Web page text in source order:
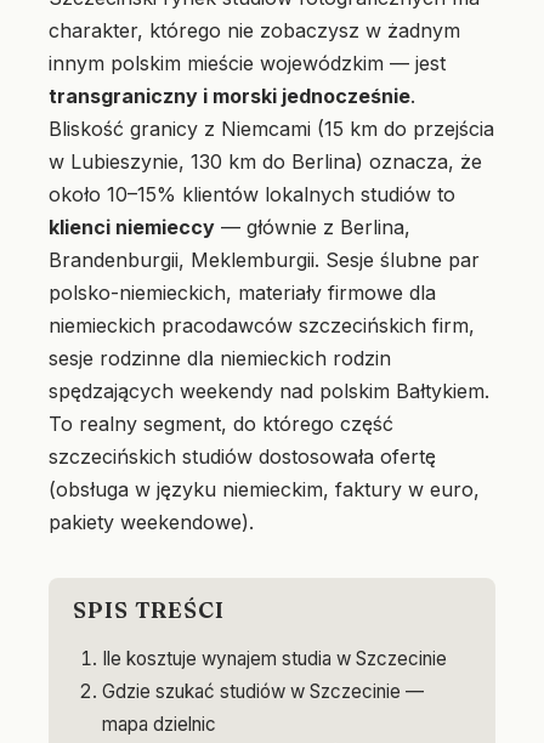
charakter, którego nie zobaczysz w żadnym
innym polskim mieście wojewódzkim — jest
transgraniczny i morski jednocześnie.
Bliskość granicy z Niemcami (15 km do przejścia
w Lubieszynie, 130 km do Berlina) oznacza, że
około 10–15% klientów lokalnych studiów to
klienci niemieccy — głównie z Berlina,
Brandenburgii, Meklemburgii. Sesje ślubne par
polsko-niemieckich, materiały firmowe dla
niemieckich pracodawców szczecińskich firm,
sesje rodzinne dla niemieckich rodzin
spędzających weekendy nad polskim Bałtykiem.
To realny segment, do którego część
szczecińskich studiów dostosowała ofertę
(obsługa w języku niemieckim, faktury w euro,
pakiety weekendowe).
SPIS TREŚCI
Ile kosztuje wynajem studia w Szczecinie
Gdzie szukać studiów w Szczecinie —
mapa dzielnic